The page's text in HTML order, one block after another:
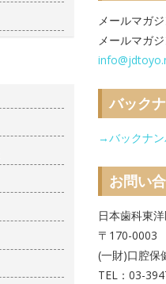
メールマガ
メールマガ
バック
→バックナン
お問い
日本歯科東
〒170-0003
(一財)口腔保
TEL：03-